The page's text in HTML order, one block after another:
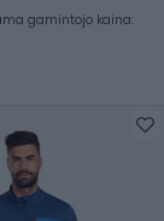
gamintojo kaina: